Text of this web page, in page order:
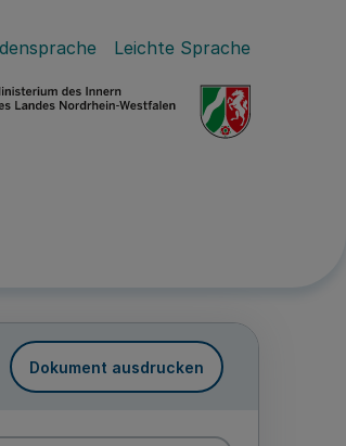
Leichte Sprache
Dokument ausdrucken